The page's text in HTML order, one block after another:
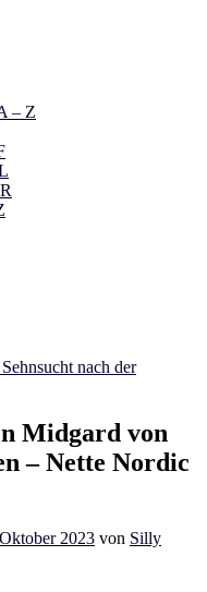
– Z
nach der
Midgard von
– Nette Nordic
2023 von Silly